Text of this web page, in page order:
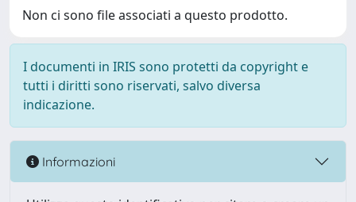
Non ci sono file associati a questo prodotto.
I documenti in IRIS sono protetti da copyright e
tutti i diritti sono riservati, salvo diversa
indicazione.
Informazioni